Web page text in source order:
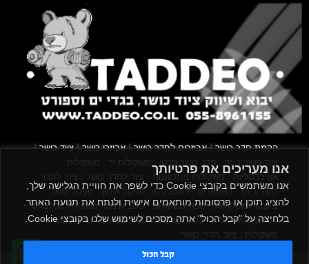
אנו מעריכים את פרטיותך
אנו משתמשים בקובצי Cookie כדי לשפר את חוויית הגלישה שלך,
להציג תוכן או פרסומות מותאמים אישית ולנתח את תנועת האתר.
בלחיצה על "קבל הכול" אתה מסכים לשימוש שלנו בקובצי Cookie.
קבל הכול
הקמת חדר כושר|אביזרים לחדר כושר|אביזרי כושר|ציוד כושר|
ציוד כושר ביתי חדר כושר פרטי משקולות יד
משקולות
אוניברסליות |משקולות מתכווננות ציוד לחדר כושר
ציוד לחדר
כושר ביתי|באמפרים |דאמבלים |ספסל אימון | ספסל כושר|
מעמד למשקולות|ספת משקולות |כלוב אימון|משקולת קטלבלס
|סטנד למשקולות|כלוב משקולות|ציוד ספורט|ספת כושר|
משקולות ציוד חדרי כושר